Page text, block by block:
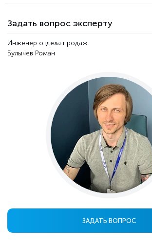
Задать вопрос эксперту
Инженер отдела продаж
Булычев Роман
ЗАДАТЬ ВОПРОС